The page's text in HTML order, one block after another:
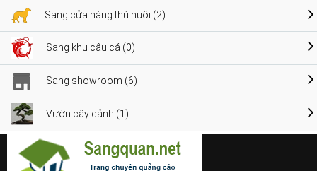
Sang cửa hàng thú nuôi (2)
Sang khu câu cá (0)
Sang showroom (6)
Vườn cây cảnh (1)